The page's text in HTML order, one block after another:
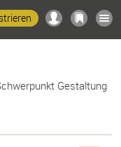
Gestaltung